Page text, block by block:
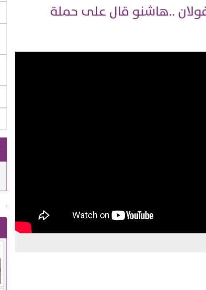
..هاشنو قال على حملة
.